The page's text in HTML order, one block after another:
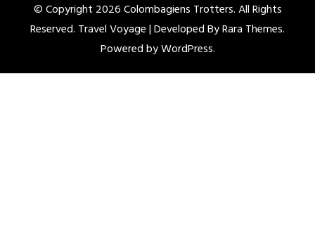
© Copyright 2026Colombagiens Trotters. All Rights
Reserved. Travel Voyage | Developed ByRara Themes.
Powered byWordPress.